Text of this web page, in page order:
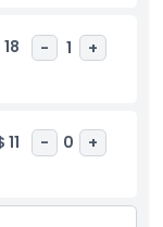
предлагает
и
большинству
облегчает
- 1 +
11 - 0 +